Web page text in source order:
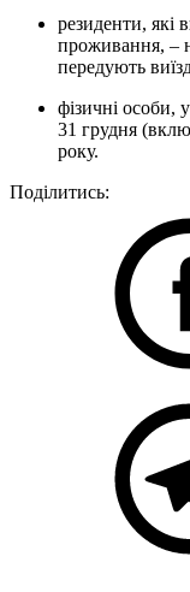
резиденти, які
проживання, –
передують
фізичні особи,
31 грудня
року.
Поділитись: